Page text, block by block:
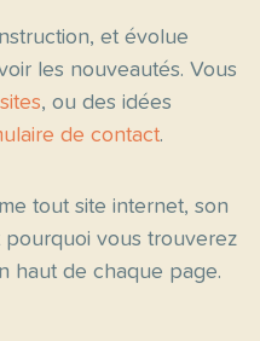
et évolue
les nouveautés. Vous
, ou des idées
de contact.
tout site internet, son
vous trouverez
haut de chaque page.